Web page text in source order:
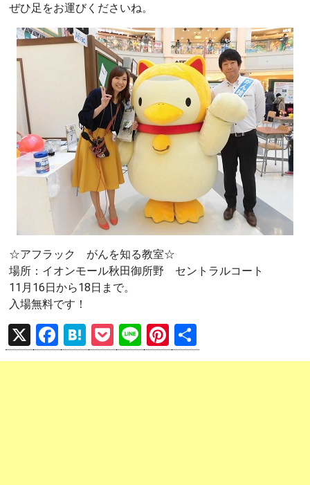
ぜひ足をお運びくださいね。
☆アフラック がんを知る教室☆
場所：イオンモール秋田御所野 セントラルコート
11月16日から18日まで。
入場無料です！
X
F
a
H
at
P
o
Li
n
Pi
nt 有